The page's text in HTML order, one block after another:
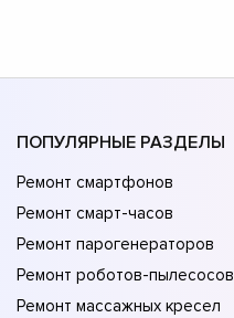
ПОПУЛЯРНЫЕ РАЗДЕЛЫ
Ремонт смартфонов
Ремонт смарт-часов
Ремонт парогенераторов
Ремонт роботов-пылесосов
Ремонт массажных кресел